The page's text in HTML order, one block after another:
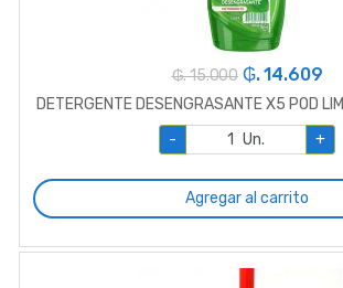
₲. 15.000 ₲. 14.609
DETERGENTE DESENGRASANTE X5 POD
-
Un. +
Agregar al carrito